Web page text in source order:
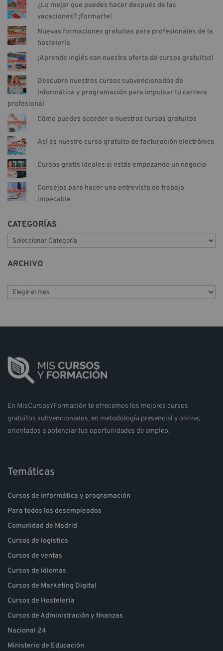
¿Lo mejor que puedes hacer después de las
vacaciones? ¡Formarte!
Nuevas formaciones gratuitas para profesionales de la
hostelería
¡Aprende inglés con nuestra oferta de cursos gratuitos!
Descubre nuestros cursos subvencionados de
informática y programación para impulsar tu carrera
profesional
Cómo puedes acceder a nuestros cursos gratuitos
Así es nuestro curso gratuito de facturación electrónica
Cursos gratis ideales si estás empezando un negocio
Consejos para hacer una entrevista de trabajo
impecable
CATEGORÍAS
a
t
g
ARCHIVO
En MisCursosYFormación te ofrecemos los mejores cursos
gratuitos subvencionados, en metodología presencial y online,
orientados a potenciar tus oportunidades de empleo.
Temáticas
Cursos de informática y programación
Para todos los desempleados
Comunidad de Madrid
Cursos de logística
Cursos de ventas
Cursos de idiomas
Cursos de Marketing Digital
Cursos de Hostelería
Cursos de Administración y finanzas
Nacional 24
Ministerio de Educación